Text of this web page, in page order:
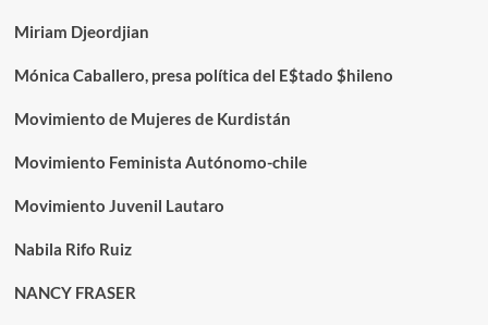
Miriam Djeordjian
Mónica Caballero, presa política del E$tado $hileno
Movimiento de Mujeres de Kurdistán
Movimiento Feminista Autónomo-chile
Movimiento Juvenil Lautaro
Nabila Rifo Ruiz
NANCY FRASER